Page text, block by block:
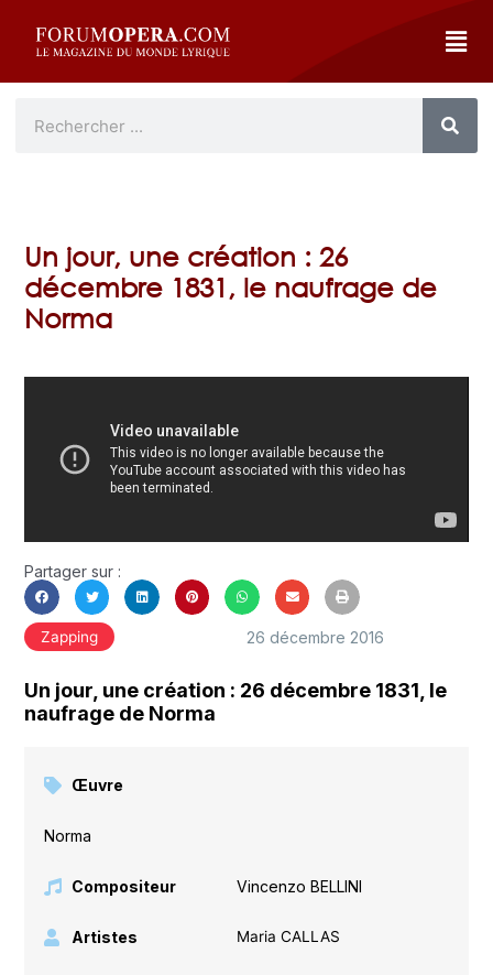
Un jour, une création : 26
décembre 1831, le naufrage de
Norma
Partager sur :
Zapping 26 décembre 2016
Un jour, une création : 26 décembre 1831, le
naufrage de Norma
Œuvre
Norma
Compositeur Vincenzo BELLINI
Artistes Maria CALLAS